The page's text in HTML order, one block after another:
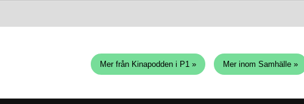
Mer från Kinapodden i P1 » Mer inom Samhälle »